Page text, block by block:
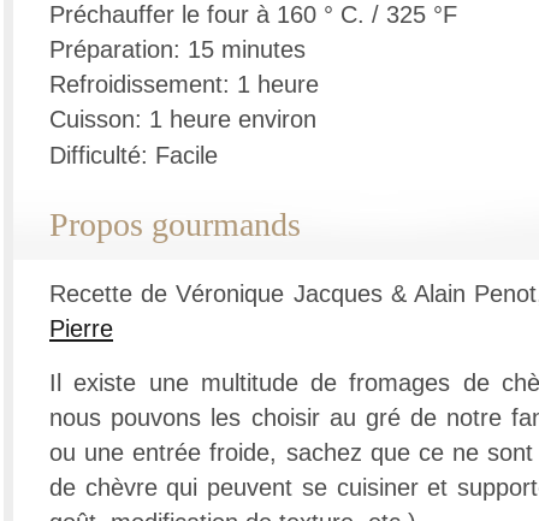
Préchauffer le four à 160 ° C. / 325 °F
Préparation: 15 minutes
Refroidissement: 1 heure
Cuisson: 1 heure environ
Difficulté: Facile
Propos gourmands
Recette de Véronique Jacques & Alain
Pierre
Il existe une multitude de fromages de
nous pouvons les choisir au gré de notre
ou une entrée froide, sachez que ce ne
de chèvre qui peuvent se cuisiner et